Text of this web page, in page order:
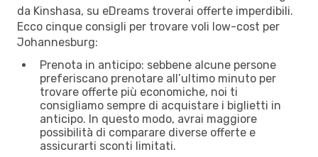
da Kinshasa, su eDreams troverai offerte imperdibili.
Ecco cinque consigli per trovare voli low-cost per
Johannesburg:
Prenota in anticipo: sebbene alcune persone
preferiscano prenotare all’ultimo minuto per
trovare offerte più economiche, noi ti
consigliamo sempre di acquistare i biglietti in
anticipo. In questo modo, avrai maggiore
possibilità di comparare diverse offerte e
assicurarti sconti limitati.